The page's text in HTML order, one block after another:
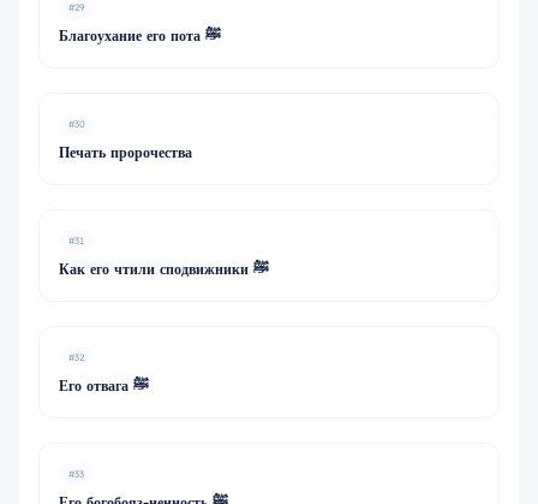
#29
Благоухание его пота ﷺ
#30
Печать пророчества
#31
Как его чтили сподвижники ﷺ
#32
Его отвага ﷺ
#33